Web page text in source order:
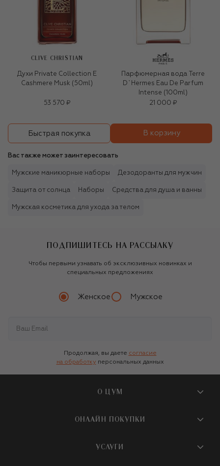
CLIVE CHRISTIAN
Духи Private Collection E
Cashmere Musk (50ml)
53 570 ₽
Парфюмерная вода Terre
D`Hermes Eau De Parfum
Intense (100ml)
21 000 ₽
Быстрая покупка В корзину
Вас также может заинтересовать
Мужские маникюрные наборы Дезодоранты для мужчин
Защита от солнца Наборы Средства для душа и ванны
Мужская косметика для ухода за телом
ПОДПИШИТЕСЬ НА РАССЫЛКУ
Чтобы первыми узнавать об эксклюзивных новинках и
специальных предложениях
Женское Мужское
Продолжая, вы даете согласие
на обработку персональных данных
О ЦУМ
О магазине
Бутики и ПВЗ ЦУМ
ОНЛАЙН ПОКУПКИ
УСЛУГИ